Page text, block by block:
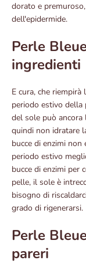
dorato e
dell'epidermide.
Perle
ingredienti
E cura, che
periodo estivo della
del sole può
quindi non idratare
bucce di enzimi
periodo estivo
bucce di enzimi per
pelle, il sole è
bisogno di
grado di rigenerarsi.
Perle
pareri